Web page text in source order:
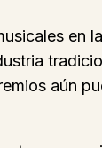
en
aún